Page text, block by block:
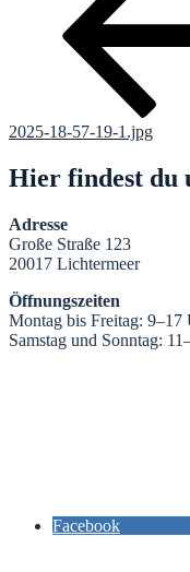
2025-18-57-19-1.jpg
Hier findest du
Adresse
Große Straße 123
20017 Lichtermeer
Öffnungszeiten
Montag bis Freitag: 9–17
Samstag und Sonntag:
Facebook